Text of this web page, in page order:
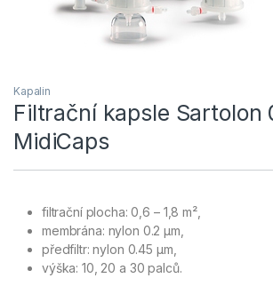
Kapalin
Filtrační kapsle Sartolon
MidiCaps
filtrační plocha: 0,6 – 1,8 m²,
membrána: nylon 0.2 μm,
předfiltr: nylon 0.45 μm,
výška: 10, 20 a 30 palců.